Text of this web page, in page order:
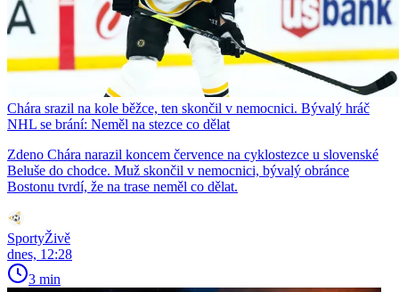
Chára srazil na kole běžce, ten skončil v nemocnici. Bývalý hráč
NHL se brání: Neměl na stezce co dělat
Zdeno Chára narazil koncem července na cyklostezce u slovenské
Beluše do chodce. Muž skončil v nemocnici, bývalý obránce
Bostonu tvrdí, že na trase neměl co dělat.
SportyŽivě
dnes, 12:28
3 min